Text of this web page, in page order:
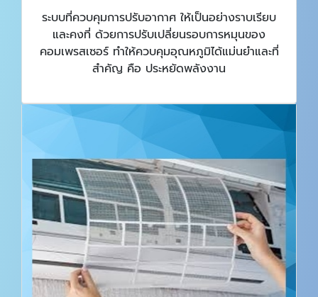
ระบบที่ควบคุมการปรับอากาศ ให้เป็นอย่างราบเรียบ
และคงที่ ด้วยการปรับเปลี่ยนรอบการหมุนของ
คอมเพรสเซอร์ ทำให้ควบคุมอุณหภูมิได้แม่นยำและที่
สำคัญ คือ ประหยัดพลังงาน